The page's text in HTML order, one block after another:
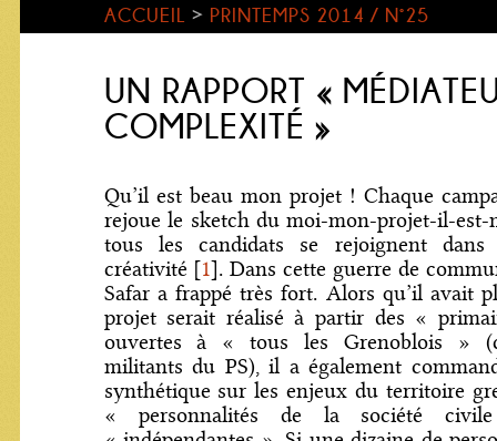
ACCUEIL > PRINTEMPS 2014 / N°25
UN RAPPORT «
COMPLEXITÉ »
Qu’il est beau mon projet ! Chaque
rejoue le sketch du moi-mon-projet-il-est-
tous les candidats se rejoignent
créativité [1] . Dans cette guerre de
Safar a frappé très fort. Alors qu’il avait
projet serait réalisé à partir des «
ouvertes à « tous les Grenoblois »
militants du PS), il a également
synthétique sur les enjeux du territoire
« personnalités de la société